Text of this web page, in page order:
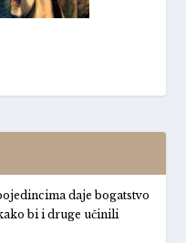
daje bogatstvo
bi i druge učinili